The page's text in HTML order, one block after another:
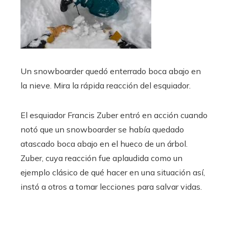
Un snowboarder quedó enterrado boca abajo en
la nieve. Mira la rápida reacción del esquiador.
El esquiador Francis Zuber entró en acción cuando
notó que un snowboarder se había quedado
atascado boca abajo en el hueco de un árbol.
Zuber, cuya reacción fue aplaudida como un
ejemplo clásico de qué hacer en una situación así,
instó a otros a tomar lecciones para salvar vidas.